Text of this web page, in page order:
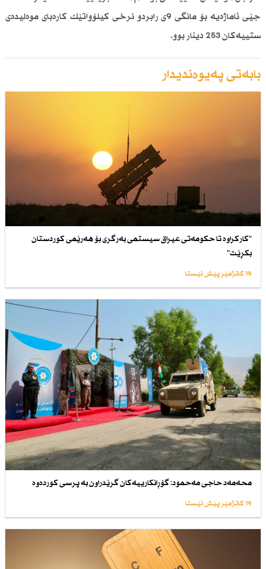
جێی ئاماژەیە بۆ مانگی 9ی رابردو نرخی كیلۆواتێك كارەبای موەلیدەی
ستییەكان 253 دینار بوو.
بابەتی پەیوەندیدار
"كاركراوە تا حكومەتی عیراق سیستمی بەرگری بۆ هەرێمی كوردستان
بكڕێت"
19 کاتژمێر پێش ئێستا
محەمەد حاجی مەحمود: گۆڕانكارییەكان گرێدراون بە پرسی كوردەوە
19 کاتژمێر پێش ئێستا